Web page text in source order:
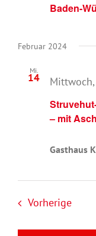
Baden-
Februar 2024
Mi.
14
– mit
Gasthaus
Vorherige